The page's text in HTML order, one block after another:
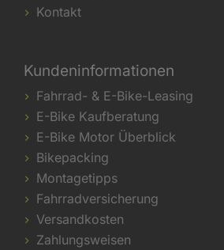
Kontakt
Kundeninformationen
Fahrrad- & E-Bike-Leasing
E-Bike Kaufberatung
E-Bike Motor Überblick
Bikepacking
Montagetipps
Fahrradversicherung
Versandkosten
Zahlungsweisen